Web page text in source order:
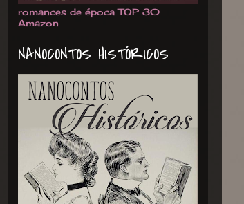
romances de época TOP 30
Amazon
NANOCONTOS HISTÓRICOS